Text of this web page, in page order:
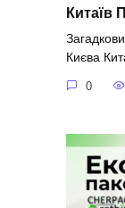
Китаїв
Києва
0